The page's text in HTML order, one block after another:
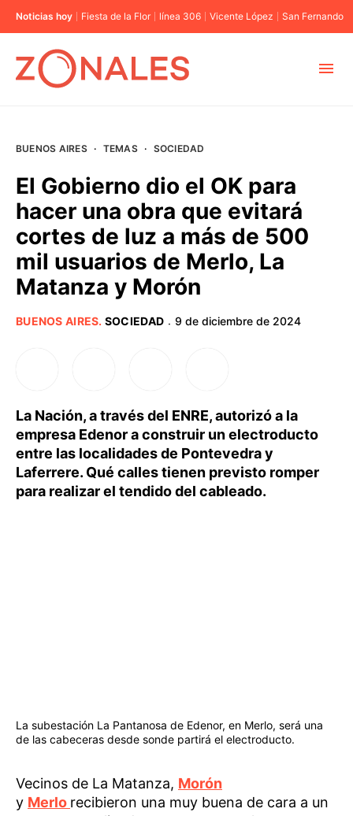
Noticias hoy Fiesta de la Flor línea 306 Vicente López San Fernando
BUENOS AIRES
PROVINCIAS
BUENOS AIRES · TEMAS · SOCIEDAD
El Gobierno dio el OK para
hacer una obra que evitará
cortes de luz a más de 500
mil usuarios de Merlo, La
Matanza y Morón
BUENOS AIRES. SOCIEDAD · 9 de diciembre de 2024
La Nación, a través del ENRE, autorizó a la
empresa Edenor a construir un electroducto
entre las localidades de Pontevedra y
Laferrere. Qué calles tienen previsto romper
para realizar el tendido del cableado.
La subestación La Pantanosa de Edenor, en Merlo, será una
de las cabeceras desde sonde partirá el electroducto.
Vecinos de La Matanza, Morón
y Merlo recibieron una muy buena de cara a un